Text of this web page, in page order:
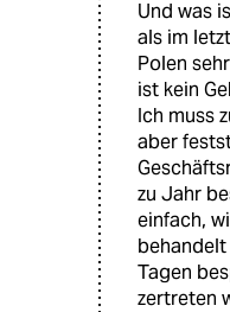
Und was
als im
Polen
ist kein
Ich muss
aber
zu Jahr
einfach,
Tagen
zertreten